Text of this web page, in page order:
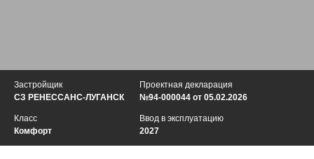
Застройщик
СЗ РЕНЕССАНС-ЛУГАНСК
Проектная декларация
№94-000044 от 05.02.2026
Ввод в эксплуатацию
2027
Класс
Комфорт